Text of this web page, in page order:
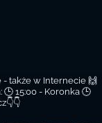
- także w Internecie 🙌
🕒 15:00 - Koronka 🕒